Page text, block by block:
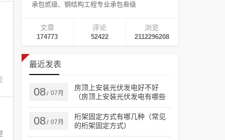
承包贰级、钢结构工程专业承包叁级
文章
174773
评论
52422
浏览
2112296208
最近发表
08/ 07月
房顶上安装光伏发电好不好
（房顶上安装光伏发电有哪些
优势）
08/ 07月
桁架固定方式有哪几种（常见
的桁架固定方式）